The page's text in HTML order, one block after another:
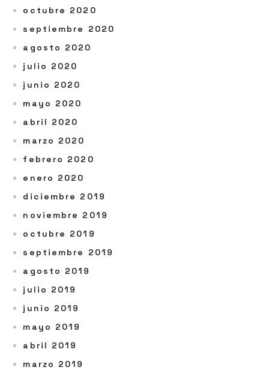
octubre 2020
septiembre 2020
agosto 2020
julio 2020
junio 2020
mayo 2020
abril 2020
marzo 2020
febrero 2020
enero 2020
diciembre 2019
noviembre 2019
octubre 2019
septiembre 2019
agosto 2019
julio 2019
junio 2019
mayo 2019
abril 2019
marzo 2019